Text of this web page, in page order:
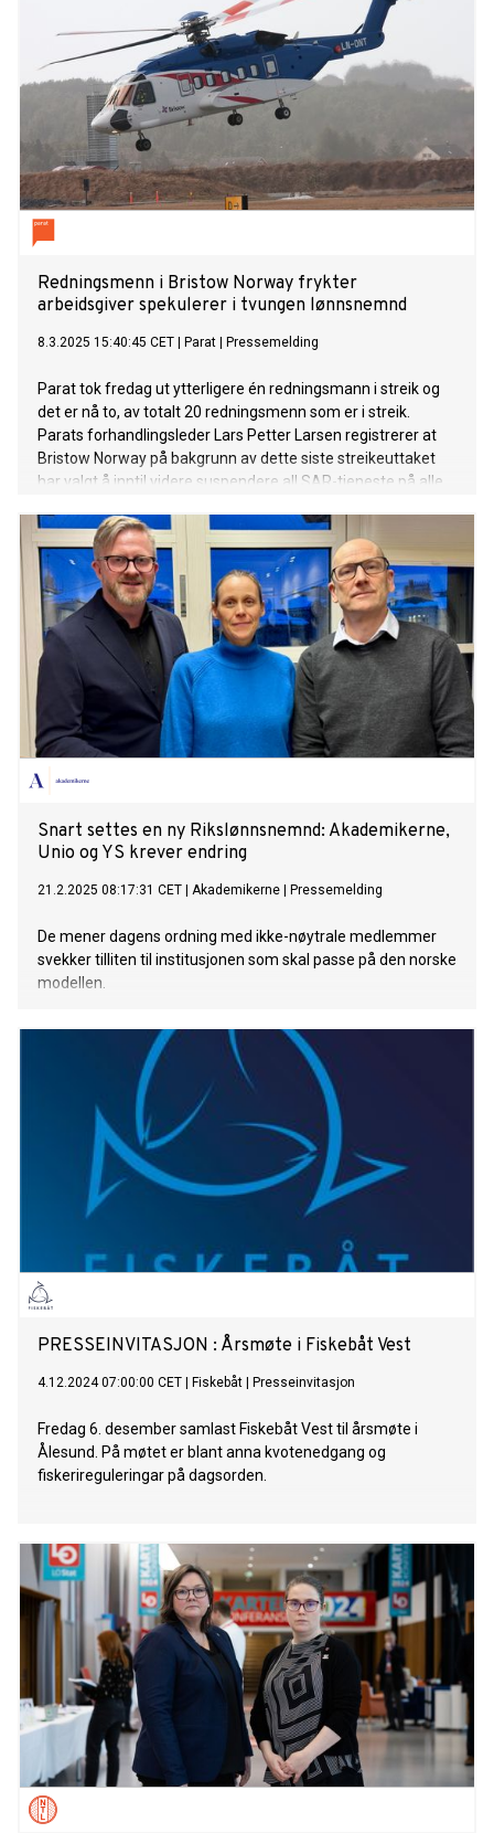
Redningsmenn i Bristow Norway frykter
arbeidsgiver spekulerer i tvungen lønnsnemnd
8.3.2025 15:40:45 CET Parat Pressemelding
Parat tok fredag ut ytterligere én redningsmann i streik og
det er nå to, av totalt 20 redningsmenn som er i streik.
Parats forhandlingsleder Lars Petter Larsen registrerer at
Bristow Norway på bakgrunn av dette siste streikeuttaket
har valgt å inntil videre suspendere all SAR-tjeneste på alle
Snart settes en ny Rikslønnsnemnd: Akademikerne,
Unio og YS krever endring
21.2.2025 08:17:31 CET Akademikerne Pressemelding
De mener dagens ordning med ikke-nøytrale medlemmer
svekker tilliten til institusjonen som skal passe på den norske
modellen.
PRESSEINVITASJON : Årsmøte i Fiskebåt Vest
4.12.2024 07:00:00 CET Fiskebåt Presseinvitasjon
Fredag 6. desember samlast Fiskebåt Vest til årsmøte i
Ålesund. På møtet er blant anna kvotenedgang og
fiskerireguleringar på dagsorden.